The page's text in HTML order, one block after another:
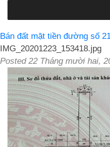
Bán đất mặt tiền đường số
IMG_20201223_153418.jpg
Posted 22 Tháng mười hai,